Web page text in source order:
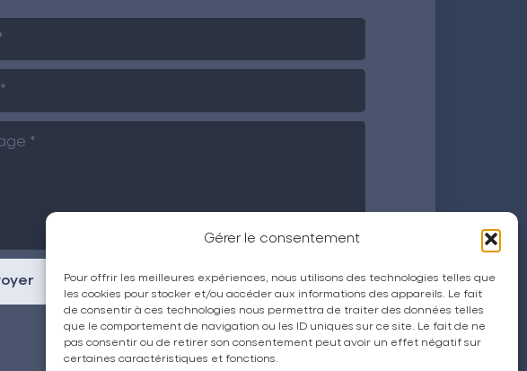
Gérer le consentement
Pour offrir les meilleures expériences, nous utilisons des technologies telles que
les cookies pour stocker et/ou accéder aux informations des appareils. Le fait
de consentir à ces technologies nous permettra de traiter des données telles
que le comportement de navigation ou les ID uniques sur ce site. Le fait de ne
pas consentir ou de retirer son consentement peut avoir un effet négatif sur
certaines caractéristiques et fonctions.